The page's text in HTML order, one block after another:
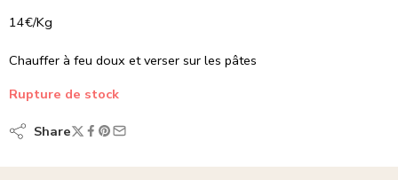
14€/Kg
Chauffer à feu doux et verser sur les pâtes
Rupture de stock
Share